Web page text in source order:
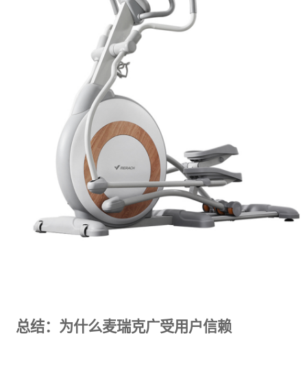
总结：为什么麦瑞克广受用户信赖